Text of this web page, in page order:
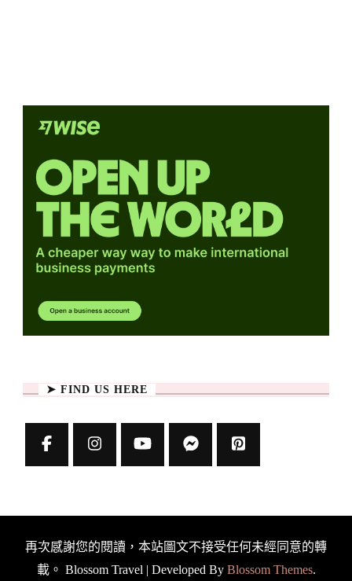
➤ FIND US HERE
再次感謝您的閱讀，本站圖文不接受任何未經同意的轉
載。 Blossom Travel | Developed By Blossom Themes.